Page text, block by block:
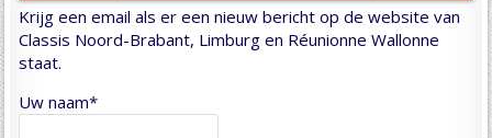
Krijg een email als er een nieuw bericht op de website van
Classis Noord-Brabant, Limburg en Réunionne Wallonne
staat.
Uw naam*